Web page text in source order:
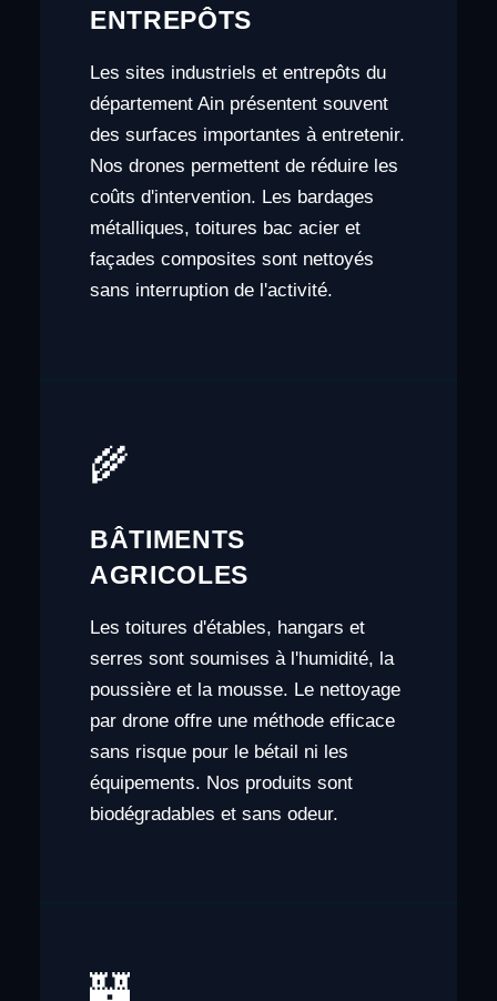
ENTREPÔTS
Les sites industriels et entrepôts du
département Ain présentent souvent
des surfaces importantes à entretenir.
Nos drones permettent de réduire les
coûts d'intervention. Les bardages
métalliques, toitures bac acier et
façades composites sont nettoyés
sans interruption de l'activité.
🌾
BÂTIMENTS
AGRICOLES
Les toitures d'étables, hangars et
serres sont soumises à l'humidité, la
poussière et la mousse. Le nettoyage
par drone offre une méthode efficace
sans risque pour le bétail ni les
équipements. Nos produits sont
biodégradables et sans odeur.
🏰